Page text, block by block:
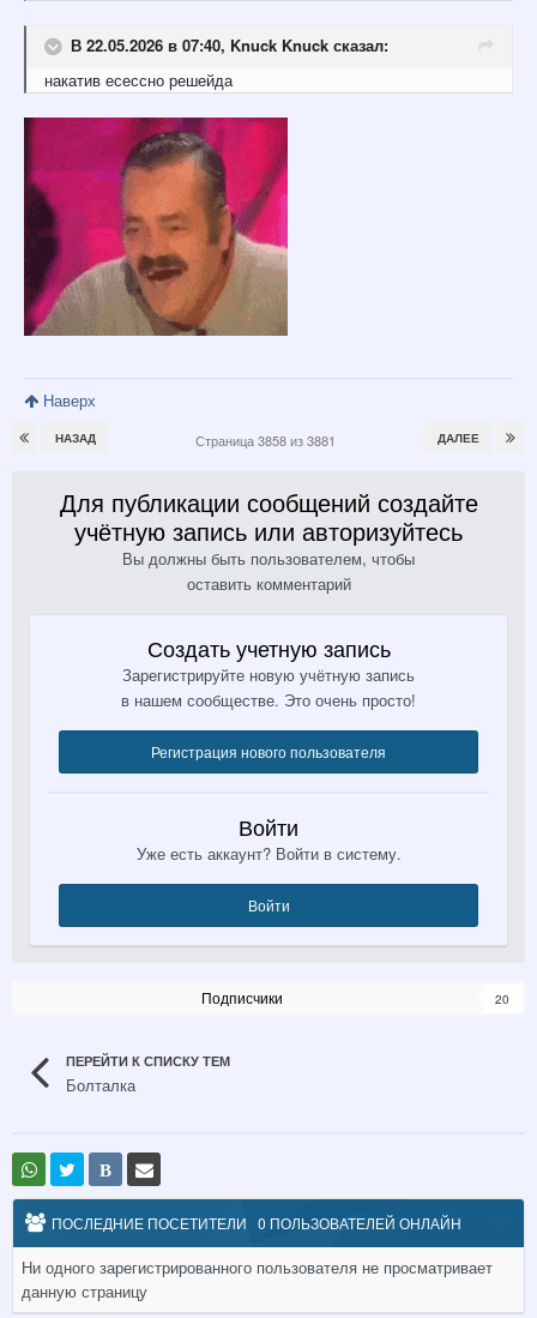
В 22.05.2026 в 07:40, Knuck Knuck сказал:
накатив есессно решейда
Наверх
НАЗАД ДАЛЕЕ
Страница 3858 из 3881
Для публикации сообщений создайте
учётную запись или авторизуйтесь
Вы должны быть пользователем, чтобы
оставить комментарий
Создать учетную запись
Зарегистрируйте новую учётную запись
в нашем сообществе. Это очень просто!
Регистрация нового пользователя
Войти
Уже есть аккаунт? Войти в систему.
Войти
Подписчики 20
ПЕРЕЙТИ К СПИСКУ ТЕМ
Болталка
В
ПОСЛЕДНИЕ ПОСЕТИТЕЛИ 0 ПОЛЬЗОВАТЕЛЕЙ ОНЛАЙН
Ни одного зарегистрированного пользователя не просматривает
данную страницу